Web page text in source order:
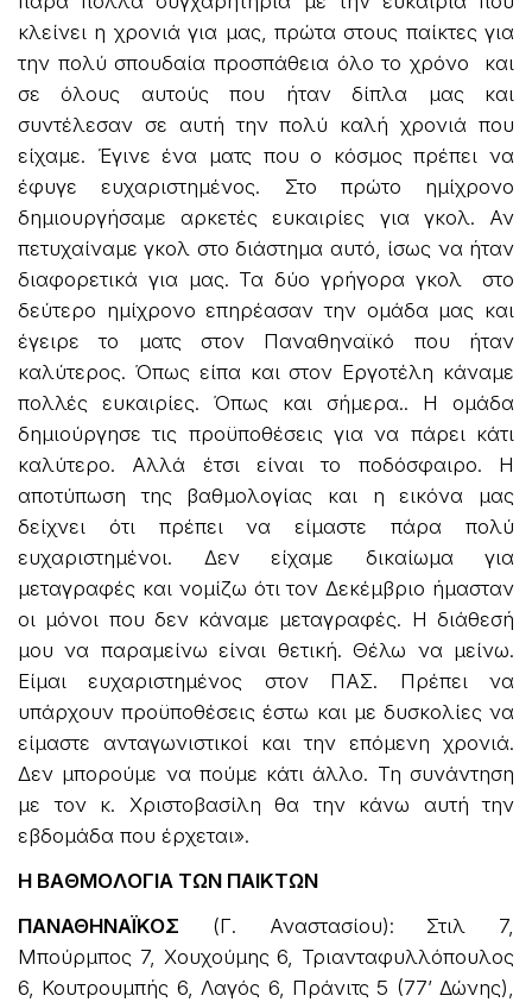
κλείνει η χρονιά για μας, πρώτα στους παίκτες για
την πολύ σπουδαία προσπάθεια όλο το χρόνο και
σε όλους αυτούς που ήταν δίπλα μας και
συντέλεσαν σε αυτή την πολύ καλή χρονιά που
είχαμε. Έγινε ένα ματς που ο κόσμος πρέπει να
έφυγε ευχαριστημένος. Στο πρώτο ημίχρονο
δημιουργήσαμε αρκετές ευκαιρίες για γκολ. Αν
πετυχαίναμε γκολ στο διάστημα αυτό, ίσως να ήταν
διαφορετικά για μας. Τα δύο γρήγορα γκολ στο
δεύτερο ημίχρονο επηρέασαν την ομάδα μας και
έγειρε το ματς στον Παναθηναϊκό που ήταν
καλύτερος. Όπως είπα και στον Εργοτέλη κάναμε
πολλές ευκαιρίες. Όπως και σήμερα.. Η ομάδα
δημιούργησε τις προϋποθέσεις για να πάρει κάτι
καλύτερο. Αλλά έτσι είναι το ποδόσφαιρο. Η
αποτύπωση της βαθμολογίας και η εικόνα μας
δείχνει ότι πρέπει να είμαστε πάρα πολύ
ευχαριστημένοι. Δεν είχαμε δικαίωμα για
μεταγραφές και νομίζω ότι τον Δεκέμβριο ήμασταν
οι μόνοι που δεν κάναμε μεταγραφές. Η διάθεσή
μου να παραμείνω είναι θετική. Θέλω να μείνω.
Είμαι ευχαριστημένος στον ΠΑΣ. Πρέπει να
υπάρχουν προϋποθέσεις έστω και με δυσκολίες να
είμαστε ανταγωνιστικοί και την επόμενη χρονιά.
Δεν μπορούμε να πούμε κάτι άλλο. Τη συνάντηση
με τον κ. Χριστοβασίλη θα την κάνω αυτή την
εβδομάδα που έρχεται».
H BAΘMOΛOΓIA TΩN ΠAIKTΩN
ΠΑΝΑΘΗΝΑΪΚΟΣ (Γ. Αναστασίου): Στιλ 7,
Μπούρμπος 7, Χουχούμης 6, Τριανταφυλλόπουλος
6, Κουτρουμπής 6, Λαγός 6, Πράνιτς 5 (77’ Δώνης),